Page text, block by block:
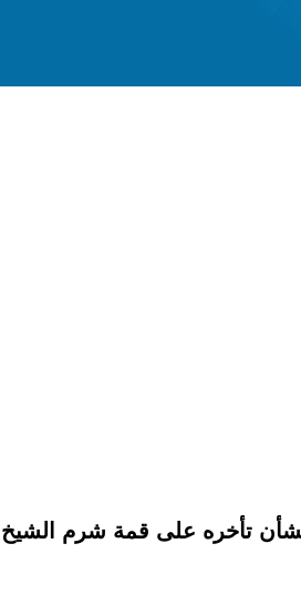
تأخره على قمة شرم الشيخ